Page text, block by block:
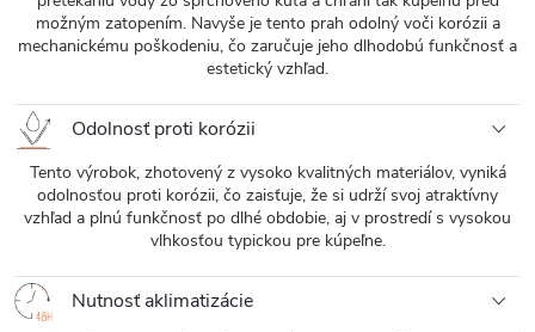
možným zatopením. Navyše je tento prah odolný voči korózii a
mechanickému poškodeniu, čo zaručuje jeho dlhodobú funkčnosť a
estetický vzhľad.
Odolnosť proti korózii
Tento výrobok, zhotovený z vysoko kvalitných materiálov, vyniká
odolnosťou proti korózii, čo zaisťuje, že si udrží svoj atraktívny
vzhľad a plnú funkčnosť po dlhé obdobie, aj v prostredí s vysokou
vlhkosťou typickou pre kúpeľne.
Nutnosť aklimatizácie